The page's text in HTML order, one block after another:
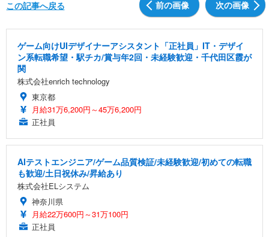
前の画像 次の画像
この記事へ戻る
ゲーム向けUIデザイナーアシスタント「正社員」IT・デザイ
ン系転職希望・駅チカ/賞与年2回・未経験歓迎・千代田区霞が
関
株式会社enrich technology
東京都
月給31万6,200円～45万6,200円
正社員
AIテストエンジニア/ゲーム品質検証/未経験歓迎/初めての転職
も歓迎/土日祝休み/昇給あり
株式会社ELシステム
神奈川県
月給22万600円～31万100円
正社員